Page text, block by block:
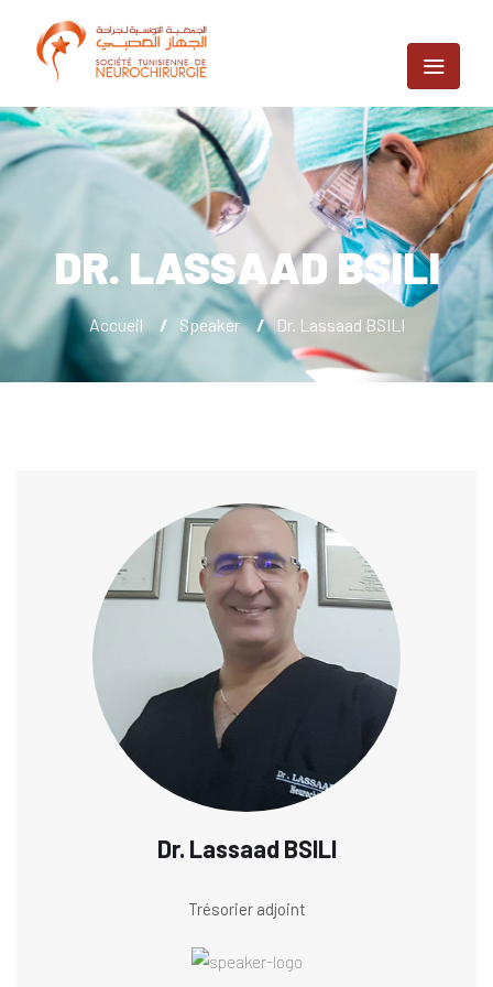
DR. LASSAAD BSILI
Accueil / Speaker / Dr. Lassaad BSILI
Dr. Lassaad BSILI
Trésorier adjoint